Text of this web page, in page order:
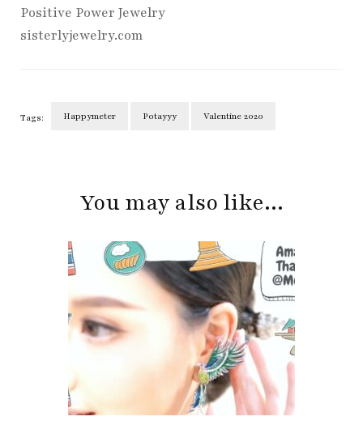
Positive Power Jewelry
sisterlyjewelry.com
Tags: Happymeter Potayyy Valentine 2020
You may also like...